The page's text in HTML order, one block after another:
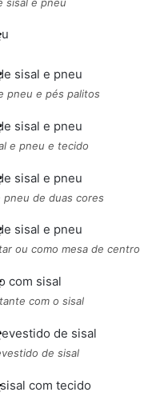
pneu e pés palitos
e pneu e tecido
de duas cores
ou como mesa de centro
com o sisal
de sisal